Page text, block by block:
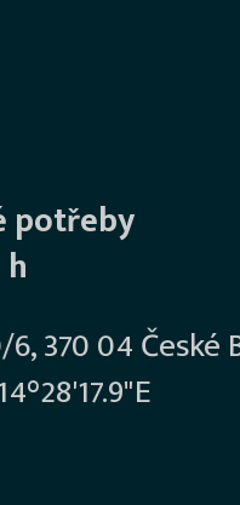
potřeby
370 04 České